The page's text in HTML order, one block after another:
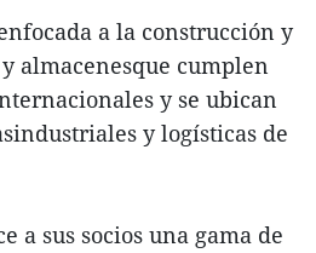
a la construcción y
almacenesque cumplen
y se ubican
y logísticas de
a sus socios una gama de